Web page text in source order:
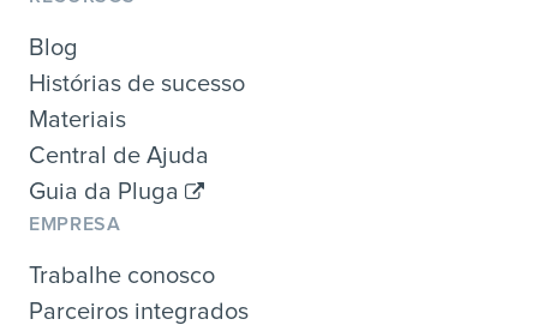
Blog
Histórias de sucesso
Materiais
Central de Ajuda
Guia da Pluga
EMPRESA
Trabalhe conosco
Parceiros integrados